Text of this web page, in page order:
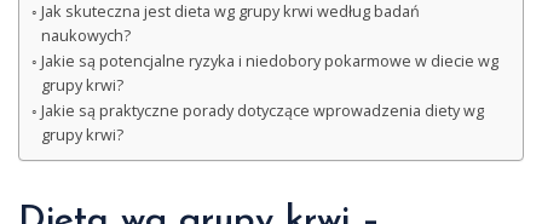
Jak skuteczna jest dieta wg grupy krwi według badań
naukowych?
Jakie są potencjalne ryzyka i niedobory pokarmowe w diecie wg
grupy krwi?
Jakie są praktyczne porady dotyczące wprowadzenia diety wg
grupy krwi?